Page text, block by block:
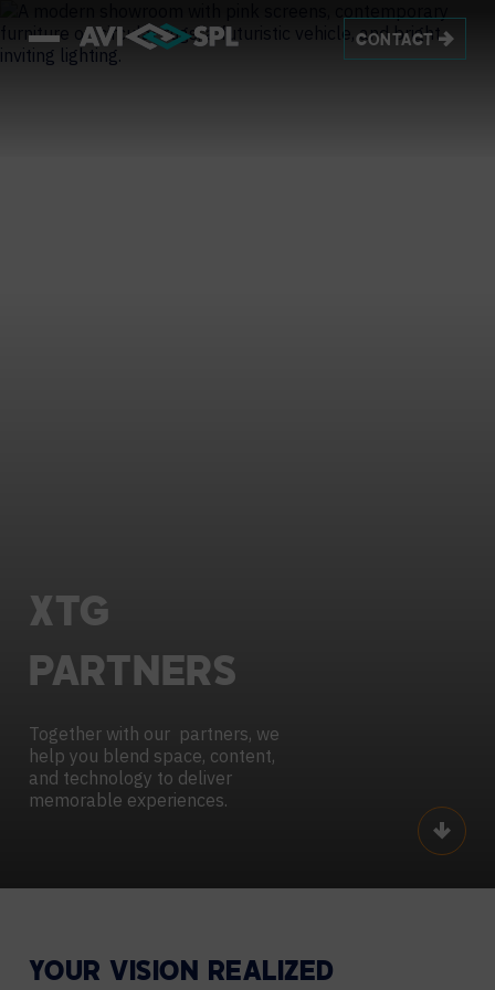
CONTACT
XTG
PARTNERS
Together with our partners, we
help you blend space, content,
and technology ​to deliver
memorable experiences.
Scroll
YOUR VISION REALIZED